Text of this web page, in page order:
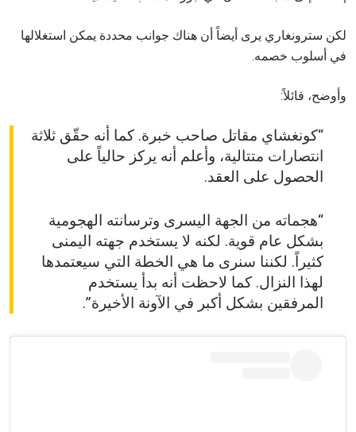
لكن سترونغاري يرى أيضاً أن هناك جوانب محددة يمكن استغلالها
في أسلوب خصمه.
وأوضح، قائلاً:
“كونغشاي مقاتل صاحب خبرة. كما أنه حقّق ثلاثة
انتصارات متتالية، وأعلم أنه يركز حالياً على
الحصول على العقد.
“هجماته من الجهة اليسرى وترسانته الهجومية
بشكل عام قوية. لكنه لا يستخدم جهته اليمنى
كثيراً. لكننا سنرى ما هي الخطة التي سيعتمدها
لهذا النزال. كما لاحظت أنه بدأ يستخدم
المرفقين بشكل أكبر في الآونة الأخيرة”.